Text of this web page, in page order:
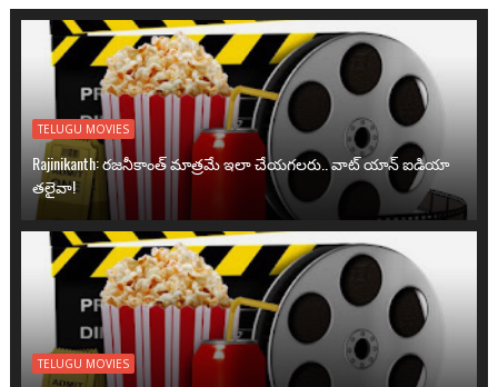
TELUGU MOVIES
Rajinikanth: రజనీకాంత్ మాత్రమే ఇలా చేయగలరు.. వాట్ యాన్ ఐడియా
తలైవా!
TELUGU MOVIES